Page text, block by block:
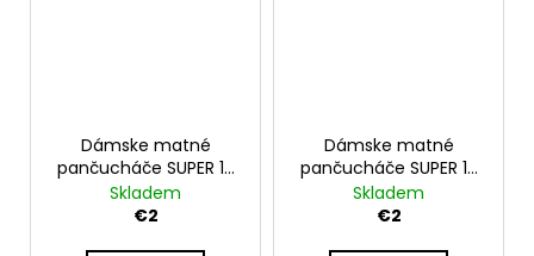
Dámske matné
pančucháče SUPER 15
– čierne
Skladem
€2
Dámske matné
pančucháče SUPER 15
– bronzové
Skladem
€2